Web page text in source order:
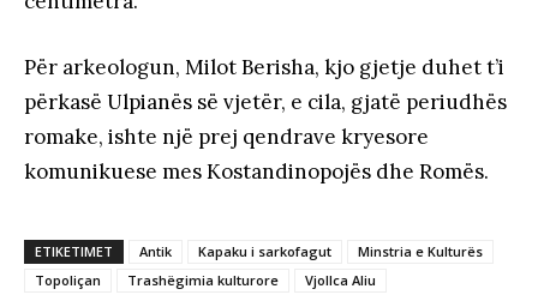
Për arkeologun, Milot Berisha, kjo gjetje duhet t’i
përkasë Ulpianës së vjetër, e cila, gjatë periudhës
romake, ishte një prej qendrave kryesore
komunikuese mes Kostandinopojës dhe Romës.
ETIKETIMET Antik Kapaku i sarkofagut
Minstria e Kulturës
Topoliçan
Trashëgimia kulturore Vjollca Aliu